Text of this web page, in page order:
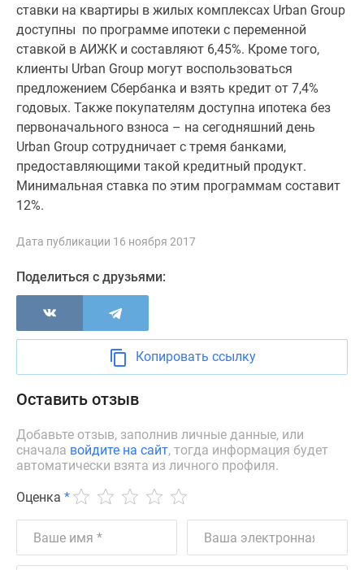
Военная
ипотека
Банки
программы
Медиа
Новости
недвижимости
Мнение
эксперта
Аналитика
Покупателю
новостроек
Эксперты
авторы
проекте
Контакты
сайте
Дзен
Машино-
места
Апартаменты
ставки на квартиры в жилых комплексах Urban Group
доступны по программе ипотеки с переменной
ставкой в АИЖК и составляют 6,45%. Кроме того,
клиенты Urban Group могут воспользоваться
предложением Сбербанка и взять кредит от 7,4%
годовых. Также покупателям доступна ипотека без
первоначального взноса – на сегодняшний день
Urban Group сотрудничает с тремя банками,
предоставляющими такой кредитный продукт.
Минимальная ставка по этим программам составит
12%.
Дата публикации 16 ноября 2017
Поделиться с друзьями:
Копировать ссылку
Оставить отзыв
Добавьте отзыв, заполнив личные данные, или
сначала войдите на сайт, тогда информация будет
автоматически взята из личного профиля.
Оценка *